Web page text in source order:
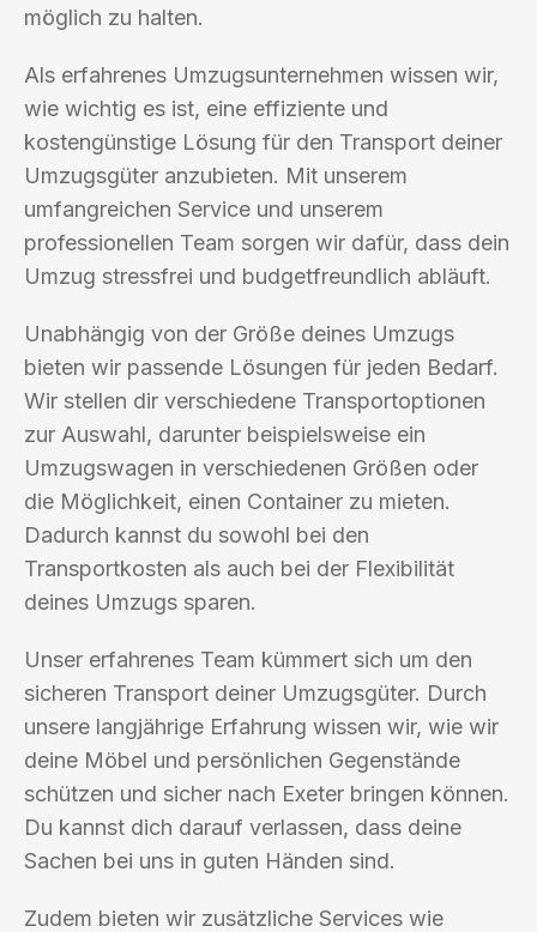
möglich zu halten.
Als erfahrenes Umzugsunternehmen wissen wir,
wie wichtig es ist, eine effiziente und
kostengünstige Lösung für den Transport deiner
Umzugsgüter anzubieten. Mit unserem
umfangreichen Service und unserem
professionellen Team sorgen wir dafür, dass dein
Umzug stressfrei und budgetfreundlich abläuft.
Unabhängig von der Größe deines Umzugs
bieten wir passende Lösungen für jeden Bedarf.
Wir stellen dir verschiedene Transportoptionen
zur Auswahl, darunter beispielsweise ein
Umzugswagen in verschiedenen Größen oder
die Möglichkeit, einen Container zu mieten.
Dadurch kannst du sowohl bei den
Transportkosten als auch bei der Flexibilität
deines Umzugs sparen.
Unser erfahrenes Team kümmert sich um den
sicheren Transport deiner Umzugsgüter. Durch
unsere langjährige Erfahrung wissen wir, wie wir
deine Möbel und persönlichen Gegenstände
schützen und sicher nach Exeter bringen können.
Du kannst dich darauf verlassen, dass deine
Sachen bei uns in guten Händen sind.
Zudem bieten wir zusätzliche Services wie